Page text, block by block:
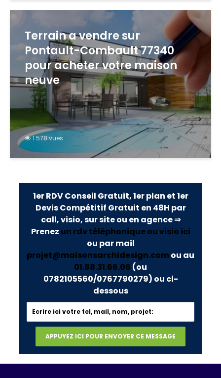
Terrain a vendre sur
Pontault-Combault 77340
pour acheter votre maison
neuve
1 578 vues
1er RDV Conseil Gratuit, 1er plan et 1er
Devis Compétitif Gratuit en 48H par
call, visio, sur site ou en agence ⇒
Prenez un rdv téléphonique ou visio ici
ou par mail
projet@maisonsarchidesign.com ou au
01.88.31.66.06 (ou
0782105560/0767790279) ou ci-
dessous